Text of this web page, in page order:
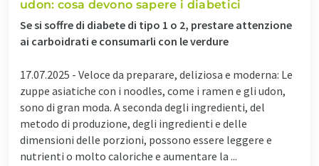
udon: cosa devono sapere i diabetici
Se si soffre di diabete di tipo 1 o 2, prestare attenzione
ai carboidrati e consumarli con le verdure
17.07.2025 - Veloce da preparare, deliziosa e moderna: Le
zuppe asiatiche con i noodles, come i ramen e gli udon,
sono di gran moda. A seconda degli ingredienti, del
metodo di produzione, degli ingredienti e delle
dimensioni delle porzioni, possono essere leggere e
nutrienti o molto caloriche e aumentare la ...